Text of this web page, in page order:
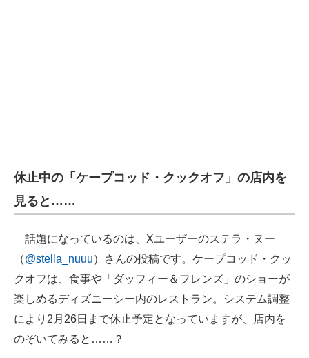
休止中の「ケープコッド・クックオフ」の店内を
見ると……
話題になっているのは、Xユーザーのステラ・ヌー
（@stella_nuuu）さんの投稿です。ケープコッド・クッ
クオフは、食事や「ダッフィー＆フレンズ」のショーが
楽しめるディズニーシー内のレストラン。システム調整
により2月26日まで休止予定となっていますが、店内を
のぞいてみると……？